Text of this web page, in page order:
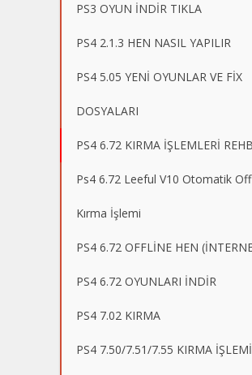
PS3 OYUN İNDİR TIKLA
PS4 2.1.3 HEN NASIL YAPILIR
PS4 5.05 YENİ OYUNLAR VE FİX
DOSYALARI
PS4 6.72 KIRMA İŞLEMLERİ
Ps4 6.72 Leeful V10 Otomatik
Kırma İşlemi
PS4 6.72 OFFLİNE HEN
PS4 6.72 OYUNLARI İNDİR
PS4 7.02 KIRMA
PS4 7.50/7.51/7.55 KIRMA İŞLEMİ